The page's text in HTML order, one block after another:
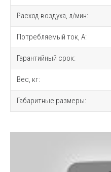
Расход воздуха, л/мин:
Потребляемый ток, А:
Гарантийный срок:
Вес, кг:
Габаритные размеры: